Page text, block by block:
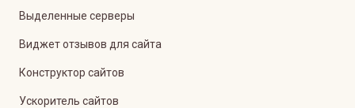
Выделенные серверы
Виджет отзывов для сайта
Конструктор сайтов
Ускоритель сайтов